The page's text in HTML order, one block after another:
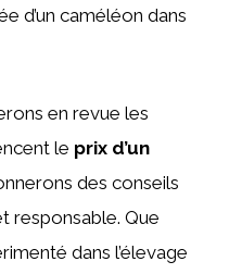
d’un caméléon dans
en revue les
le prix d’un
des conseils
responsable. Que
dans l’élevage